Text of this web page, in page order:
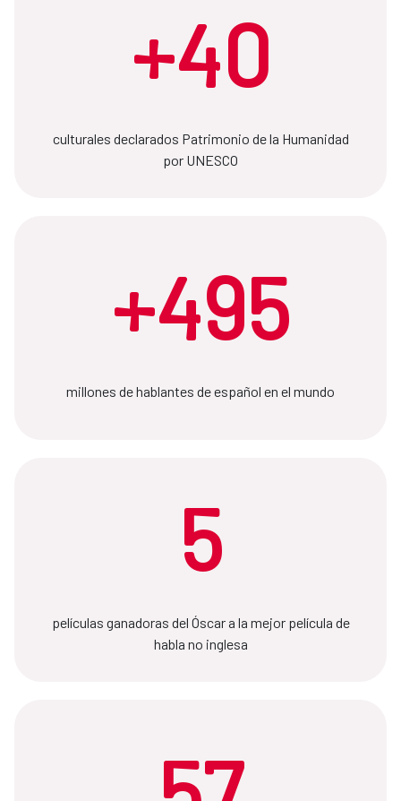
+40
culturales declarados Patrimonio de la Humanidad
por UNESCO
+495
millones de hablantes de español en el mundo
5
películas ganadoras del Óscar a la mejor película de
habla no inglesa